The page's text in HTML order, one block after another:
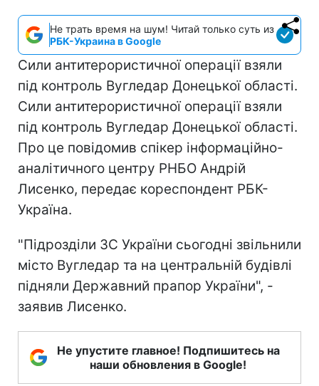
Не трать время на шум! Читай только суть из
РБК-Украина в Google
Сили антитерористичної операції взяли
під контроль Вугледар Донецької області.
Сили антитерористичної операції взяли
під контроль Вугледар Донецької області.
Про це повідомив спікер інформаційно-
аналітичного центру РНБО Андрій
Лисенко, передає кореспондент РБК-
Україна.
"Підрозділи ЗС України сьогодні звільнили
місто Вугледар та на центральній будівлі
підняли Державний прапор України", -
заявив Лисенко.
Не упустите главное! Подпишитесь на
наши обновления в Google!